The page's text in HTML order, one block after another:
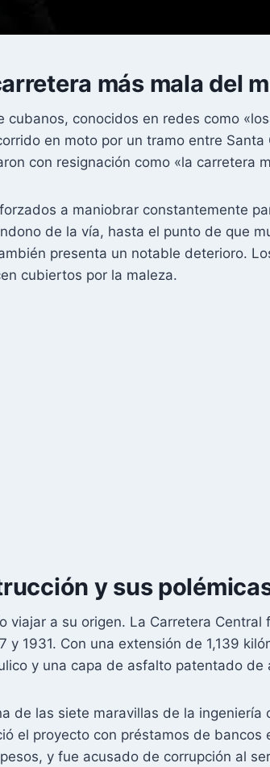
más mala del
conocidos en redes como
en moto por un tramo entre Santa
con resignación como «la carretera
a maniobrar constantemente
de la vía, hasta el punto de que
presenta un notable deterioro.
cubiertos por la maleza.
y sus
viajar a su origen. La Carretera Central
1931. Con una extensión de 1,139
y una capa de asfalto patentado de
de las siete maravillas de la ingeniería
el proyecto con préstamos de bancos
y fue acusado de corrupción al